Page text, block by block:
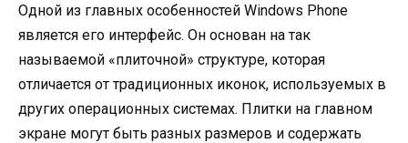
Одной из главных особенностей Windows Phone
является его интерфейс. Он основан на так
называемой «плиточной» структуре, которая
отличается от традиционных иконок, используемых в
других операционных системах. Плитки на главном
экране могут быть разных размеров и содержать